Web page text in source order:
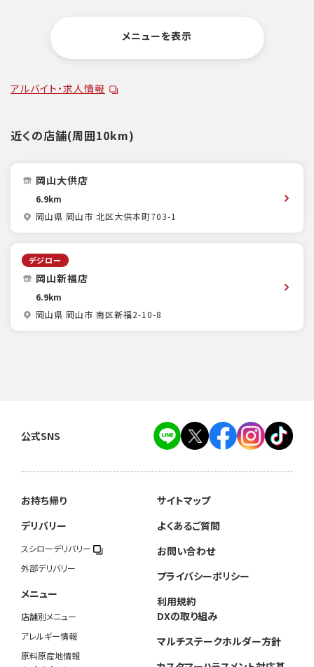
メニューを表示
アルバイト・求人情報
近くの店舗(周囲10km)
岡山大供店
6.9km
岡山県 岡山市 北区大供本町703-1
デジロー
岡山新福店
6.9km
岡山県 岡山市 南区新福2-10-8
公式SNS
お持ち帰り
デリバリー
スシローデリバリー
外部デリバリー
メニュー
店舗別メニュー
アレルギー情報
原料原産地情報
サイトマップ
よくあるご質問
お問い合わせ
プライバシーポリシー
利用規約
DXの取り組み
マルチステークホルダー方針